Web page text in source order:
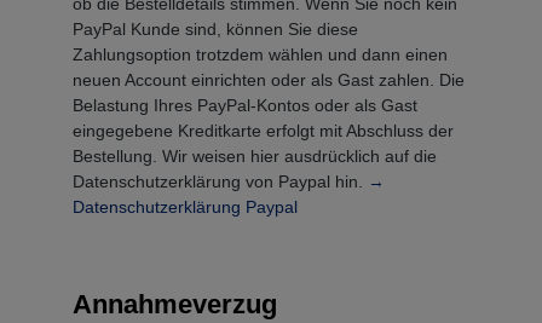
ob die Bestelldetails stimmen. Wenn Sie noch kein
PayPal Kunde sind, können Sie diese
Zahlungsoption trotzdem wählen und dann einen
neuen Account einrichten oder als Gast zahlen. Die
Belastung Ihres PayPal-Kontos oder als Gast
eingegebene Kreditkarte erfolgt mit Abschluss der
Bestellung. Wir weisen hier ausdrücklich auf die
Datenschutzerklärung von Paypal hin. →
Datenschutzerklärung Paypal
Annahmeverzug